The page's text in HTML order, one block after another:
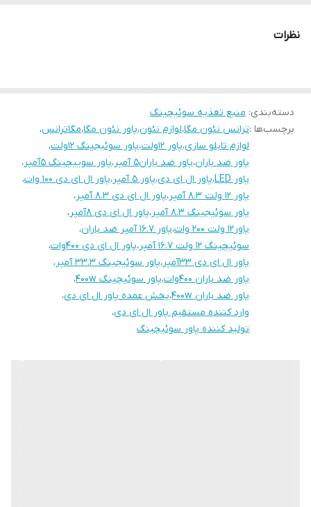
نظرات
دسته‌بندی: منبع تغذیه سوئیچینگ
برچسب‌ها :ترانس نئون مگا،لوازم نئون،پاور نئون مگا،مگاترانس،
لوازم تابلو سازی،پاور ۱۲ولت ،پاور سوئیجینگ ۱۲ولت
،
پاور ضد باران،پاور ضد باران۵ آمپر ،پاور سوییچینگ ۵آمپر
،
پاور LED
،پاور ال ای دی،پاور ۵ آمپر ،پاور ال ای دی ۱۰۰ وات
،
پاور ۱۲ ولت ۸.۳ آمپر
،پاور ال ای دی ۸.۳ آمپر
،
پاور سوئیجینگ ۸.۳ آمپر
،پاور ال ای دی ۸آمپر
،
پاور۱۲ ولت ۲۰۰ وات
،پاور ۱۶.۷ آمپر ضد باران
،
سوئیچینگ ۱۲ ولت ۱۶.۷ آمپر
،پاور ال ای دی ۴۰۰وات
،
پاور ال ای دی ۳۳آمپر
،پاور سوئیجینگ ۳۳.۳ آمپر
،
پاور ضد باران ۴۰۰وات
،پاور سوئیچینگ 400w
،
پاور ضد باران 400w
،پخش عمده پاور ال ای دی،
وارد کننده مستقیم پاور ال ای دی،
تولید کننده پاور سوئیچینگ